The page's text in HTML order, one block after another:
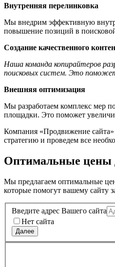
Внутренняя перелинковка
Мы внедрим эффективную
повышение позиций в
Создание качественного
Наша команда копирайтеров
поисковых систем. Это
Внешняя оптимизация
Мы разработаем комплекс мер
площадки. Это поможет
Компания «Продвижение сайта»
стратегию и проведем все
Оптимальные цены
Мы предлагаем оптимальные
которые помогут вашему сайту
Введите адрес Вашего сайта
Нет сайта
Далее